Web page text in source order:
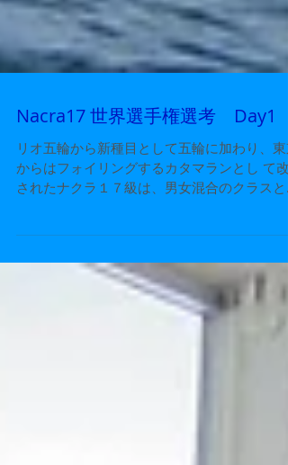
Nacra17 世界選手権選考 Day1
されたナクラ１７級は、男女混合のクラスと
て日本でも活動が始まりました。リ オ前にク
ーとして活動していた田畑和歌子選手は五輪
枠予選でシンガポールに負けて...